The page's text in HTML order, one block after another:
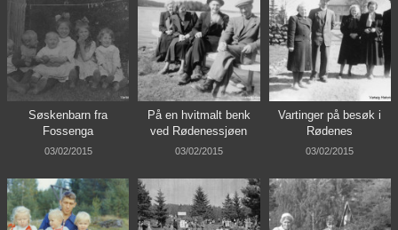
Søskenbarn fra
Fossenga
03/02/2015
På en hvitmalt benk
ved Rødenessjøen
03/02/2015
Vartinger på besøk i
Rødenes
03/02/2015